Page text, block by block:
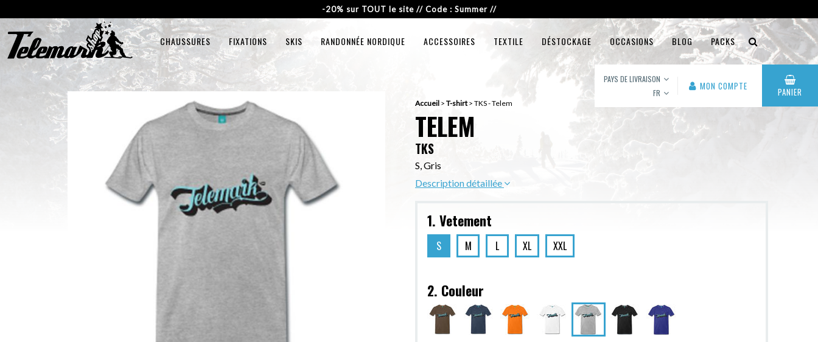
-20% sur TOUT le site // Code : Summer //
CHAUSSURES FIXATIONS SKIS RANDONNÉE NORDIQUE ACCESSOIRES TEXTILE DÉSTOCKAGE OCCASIONS BLOG PACKS
PAYS DE LIVRAISON
FR
MON COMPTE PANIER
Accueil > T-shirt> TKS - Telem
TELEM
TKS
S, Gris
Description détaillée
1. Vetement
S M L XL XXL
2. Couleur